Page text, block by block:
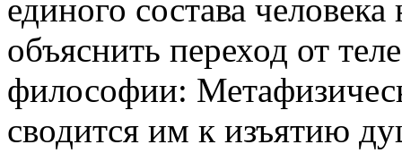
единого состава
объяснить переход от
философии:
сводится им к изъятию